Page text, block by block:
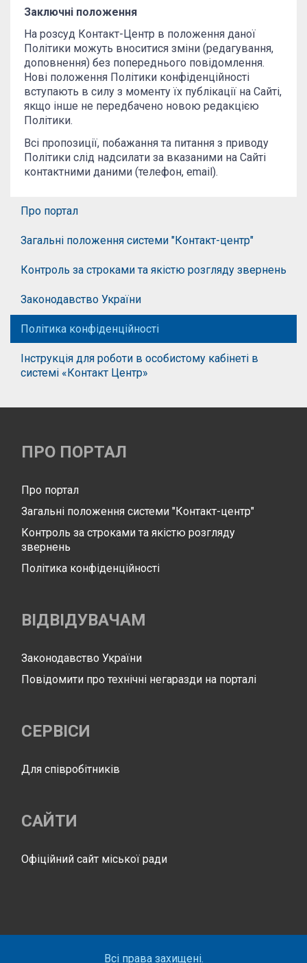
Заключні положення
На розсуд Контакт-Центр в положення даної
Політики можуть вноситися зміни (редагування,
доповнення) без попереднього повідомлення.
Нові положення Політики конфіденційності
вступають в силу з моменту їх публікації на Сайті,
якщо інше не передбачено новою редакцією
Політики.
Всі пропозиції, побажання та питання з приводу
Політики слід надсилати за вказаними на Сайті
контактними даними (телефон, email).
Про портал
Загальні положення системи "Контакт-центр"
Контроль за строками та якістю розгляду звернень
Законодавство України
Політика конфіденційності
Інструкція для роботи в особистому кабінеті в
системі «Контакт Центр»
ПРО ПОРТАЛ
Про портал
Загальні положення системи "Контакт-центр"
Контроль за строками та якістю розгляду
звернень
Політика конфіденційності
ВІДВІДУВАЧАМ
Законодавство України
Повідомити про технічні негаразди на порталі
СЕРВІСИ
Для співробітників
САЙТИ
Офіційний сайт міської ради
Всі права захищені.